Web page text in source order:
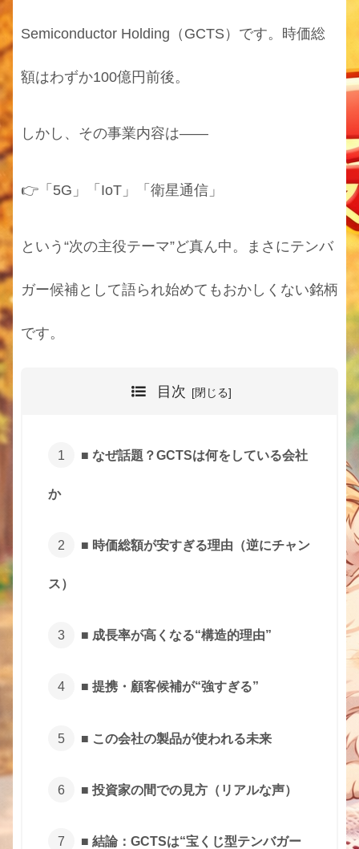
Semiconductor Holding（GCTS）です。時価総
額はわずか100億円前後。
しかし、その事業内容は――
👉「5G」「IoT」「衛星通信」
という“次の主役テーマ”ど真ん中。まさにテンバ
ガー候補として語られ始めてもおかしくない銘柄
です。
目次
■ なぜ話題？GCTSは何をしている会社
か
■ 時価総額が安すぎる理由（逆にチャン
ス）
■ 成長率が高くなる“構造的理由”
■ 提携・顧客候補が“強すぎる”
■ この会社の製品が使われる未来
■ 投資家の間での見方（リアルな声）
■ 結論：GCTSは“宝くじ型テンバガー